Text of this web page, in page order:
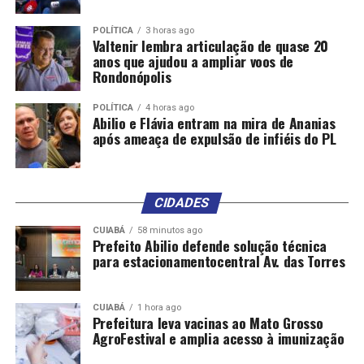
que aguardar um pouquinho. Quando a incerteza é
tamanha, você vai ter que ter alguma prudência, embora
as conversas estejam acontecendo a todo vapor”.
Segundo ele, a situação de incerteza econômica no
mundo dificulta o planejamento do governo, mas
destacou que a habilidade diplomática do
presidente Luiz Inácio Lula da Silva é um trunfo
para o país.
“O presidente tem um
muita autoridade junto aos
BRICs e muita autoridade
junto ao G20. Ele tem uma
boa interlocução com
líderes europeus.
POLÍTICA 3 horas ago
Valtenir lembra articulação de quase 20
anos que ajudou a ampliar voos de
Rondonópolis
POLÍTICA 4 horas ago
Abilio e Flávia entram na mira de Ananias
após ameaça de expulsão de infiéis do PL
CIDADES
CUIABÁ 58 minutos ago
Prefeito Abilio defende solução técnica
para estacionamentocentral Av. das Torres
CUIABÁ 1 hora ago
Prefeitura leva vacinas ao Mato Grosso
AgroFestival e amplia acesso à imunização